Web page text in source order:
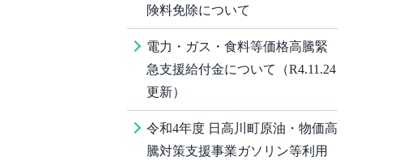
険料免除について
電力・ガス・食料等価格高騰緊
急支援給付金について（R4.11.24
更新）
令和4年度 日高川町原油・物価高
騰対策支援事業ガソリン等利用